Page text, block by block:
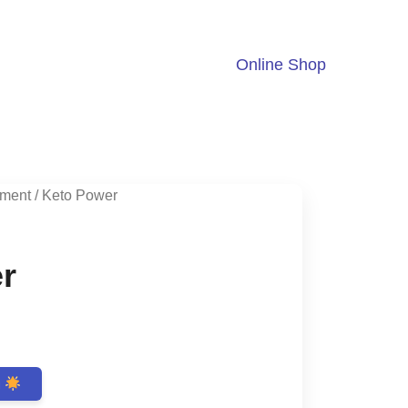
Online Shop
/ Keto Power